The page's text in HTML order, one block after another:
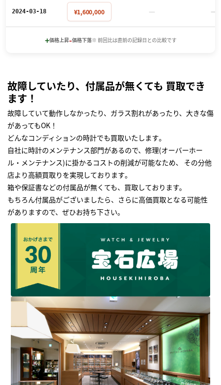
2024-03-18 ¥1,600,000 － －
+価格上昇-価格下落※ 前回比は直前の記録日との比較です
故障していたり、付属品が無くても 買取でき
ます！
故障していて動作しなかったり、ガラス割れがあったり、大きな傷
があってもOK！
どんなコンディションの時計でも買取いたします｡
自社に時計のメンテナンス部門があるので、修理(オーバーホー
ル・メンテナンス)に掛かるコストの削減が可能なため、 その分他
店より高額買取りを実現しております｡
箱や保証書などの付属品が無くても、買取しております。
もちろん付属品がございましたら、さらに高価買取となる可能性
がありますので、ぜひお持ち下さい｡